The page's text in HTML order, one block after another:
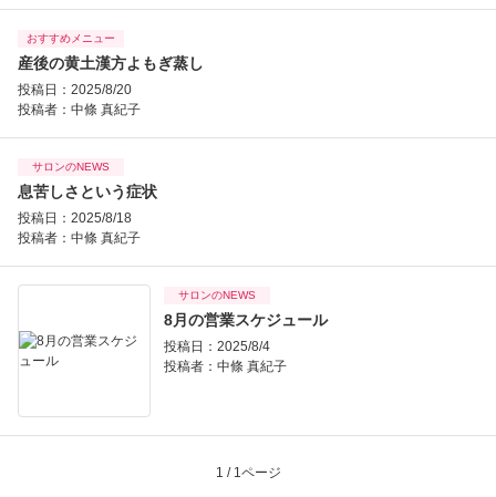
おすすめメニュー
産後の黄土漢方よもぎ蒸し
投稿日：2025/8/20
投稿者： 中條 真紀子
サロンのNEWS
息苦しさという症状
投稿日：2025/8/18
投稿者： 中條 真紀子
サロンのNEWS
8月の営業スケジュール
投稿日：2025/8/4
投稿者： 中條 真紀子
1 / 1ページ